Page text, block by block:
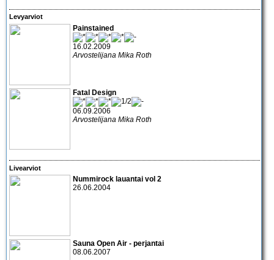
Levyarviot
Painstained
16.02.2009
Arvostelijana Mika Roth
Fatal Design
06.09.2006
Arvostelijana Mika Roth
Livearviot
Nummirock lauantai vol 2
26.06.2004
Sauna Open Air - perjantai
08.06.2007